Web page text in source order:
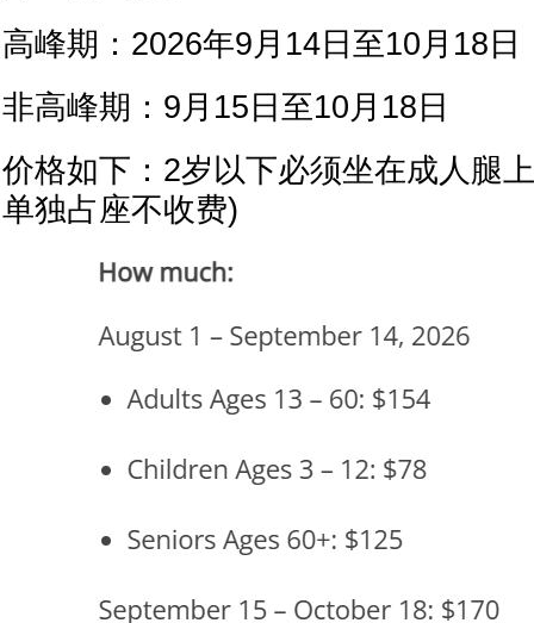
高峰期：2026年9月14日至10月18日
非高峰期：9月15日至10月18日
价格如下：2岁以下必须坐在成人腿
单独占座不收费)